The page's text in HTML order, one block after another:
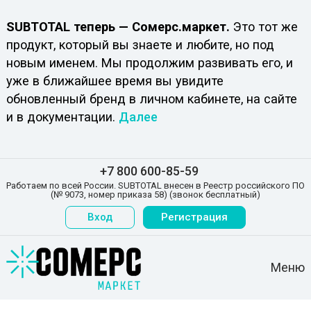
SUBTOTAL теперь — Сомерс.маркет. Это тот же
продукт, который вы знаете и любите, но под
новым именем. Мы продолжим развивать его, и
уже в ближайшее время вы увидите
обновленный бренд в личном кабинете, на сайте
и в документации. Далее
+7 800 600-85-59
Работаем по всей России. SUBTOTAL внесен в Реестр российского ПО
(№ 9073, номер приказа 58) (звонок бесплатный)
Вход Регистрация
Меню